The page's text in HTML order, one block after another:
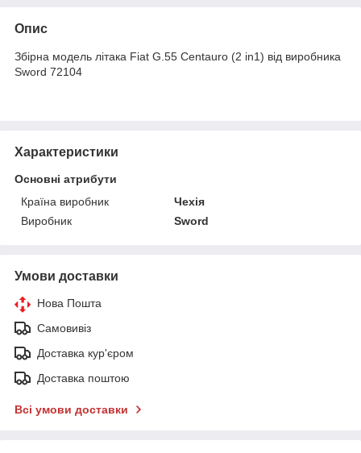
Опис
Збірна модель літака Fiat G.55 Centauro (2 in1) від виробника
Sword 72104
Характеристики
Основні атрибути
Країна виробник
Чехія
Виробник
Sword
Умови доставки
Нова Пошта
Самовивіз
Доставка кур'єром
Доставка поштою
Всі умови доставки